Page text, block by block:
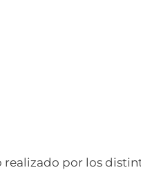
realizado por los